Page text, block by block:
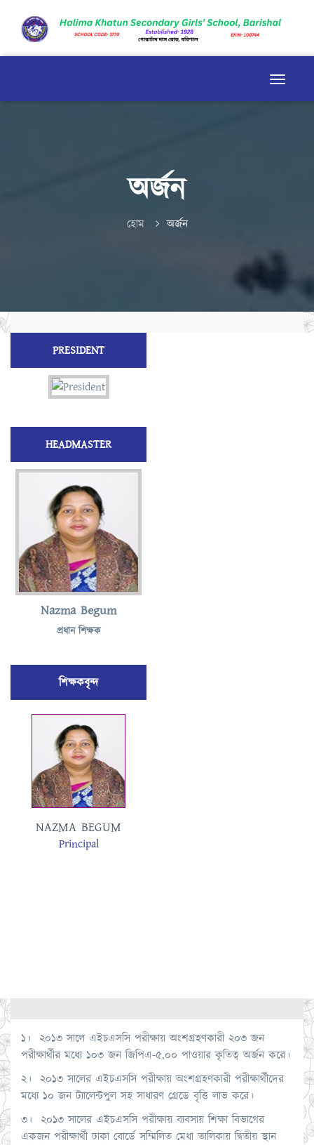
অর্জন
হোম অর্জন
PRESIDENT
HEADMASTER
Nazma Begum
প্রধান শিক্ষক
শিক্ষকবৃন্দ
NAZMA BEGUM
Principal
১। ২০১৩ সালে এইচএসসি পরীক্ষায় অংশগ্রহণকারী ২০৩ জন
পরীক্ষার্থীর মধ্যে ১০৩ জন জিপিএ-৫.০০ পাওয়ার কৃতিত্ব অর্জন করে।
২। ২০১৩ সালের এইচএসসি পরীক্ষায় অংশগ্রহণকারী পরীক্ষার্থীদের
মধ্যে ১০ জন ট্যালেন্টপুল সহ সাধারণ গ্রেডে বৃত্তি লাভ করে।
৩। ২০১৩ সালের এইচএসসি পরীক্ষায় ব্যবসায় শিক্ষা বিভাগের
একজন পরীক্ষার্থী ঢাকা বোর্ডে সম্মিলিত মেধা তালিকায় দ্বিতীয় স্থান